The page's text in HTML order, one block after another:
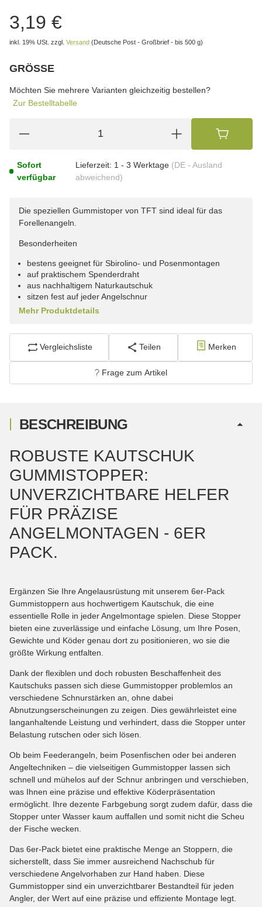
3,19 €
inkl. 19% USt. zzgl. Versand (Deutsche Post - Großbrief - bis 500 g)
GRÖSSE
Möchten Sie mehrere Varianten gleichzeitig bestellen?
Zur Bestelltabelle
Sofort
verfügbar
Lieferzeit: 1 - 3 Werktage (DE - Ausland
abweichend)
Die speziellen Gummistoper von TFT sind ideal für das
Forellenangeln.
Besonderheiten
bestens geeignet für Sbirolino- und Posenmontagen
auf praktischem Spenderdraht
aus nachhaltigem Naturkautschuk
sitzen fest auf jeder Angelschnur
Mehr Produktdetails
Vergleichsliste Teilen Merken
Frage zum Artikel
BESCHREIBUNG
ROBUSTE KAUTSCHUK
GUMMISTOPPER:
UNVERZICHTBARE HELFER
FÜR PRÄZISE
ANGELMONTAGEN - 6ER
PACK.
Ergänzen Sie Ihre Angelausrüstung mit unserem 6er-Pack
Gummistoppern aus hochwertigem Kautschuk, die eine
essentielle Rolle in jeder Angelmontage spielen. Diese Stopper
bieten eine zuverlässige und einfache Lösung, um Ihre Posen,
Gewichte und Köder genau dort zu positionieren, wo sie die
größte Wirkung entfalten.
Dank der flexiblen und doch robusten Beschaffenheit des
Kautschuks passen sich diese Gummistopper problemlos an
verschiedene Schnurstärken an, ohne dabei
Abnutzungserscheinungen zu zeigen. Dies gewährleistet eine
langanhaltende Leistung und verhindert, dass die Stopper unter
Belastung rutschen oder sich lösen.
Ob beim Feederangeln, beim Posenfischen oder bei anderen
Angeltechniken – die vielseitigen Gummistopper lassen sich
schnell und mühelos auf der Schnur anbringen und verschieben,
was Ihnen eine präzise und effektive Köderpräsentation
ermöglicht. Ihre dezente Farbgebung sorgt zudem dafür, dass die
Stopper unter Wasser kaum auffallen und somit nicht die Scheu
der Fische wecken.
Das 6er-Pack bietet eine praktische Menge an Stoppern, die
sicherstellt, dass Sie immer ausreichend Nachschub für
verschiedene Angelvorhaben zur Hand haben. Diese
Gummistopper sind ein unverzichtbarer Bestandteil für jeden
Angler, der Wert auf eine präzise und effiziente Montage legt.